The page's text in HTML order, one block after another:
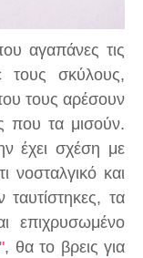
αγαπάνες τις
τους σκύλους,
τους αρέσουν
που τα μισούν.
έχει σχέση με
νοσταλγικό και
τα
επιχρυσωμένο
, θα το βρεις για